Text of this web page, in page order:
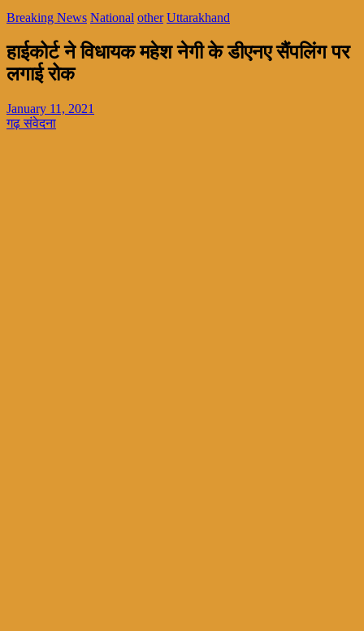
Breaking News National other Uttarakhand
हाईकोर्ट ने विधायक महेश नेगी के डीएनए सैंपलिंग पर
लगाई रोक
January 11, 2021
गढ़ संवेदना